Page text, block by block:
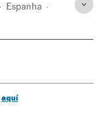
Espanha
aquí